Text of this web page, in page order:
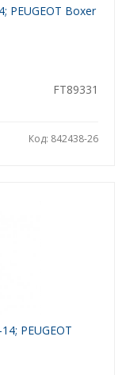
PEUGEOT Boxer
FT89331
Код: 842438-26
PEUGEOT